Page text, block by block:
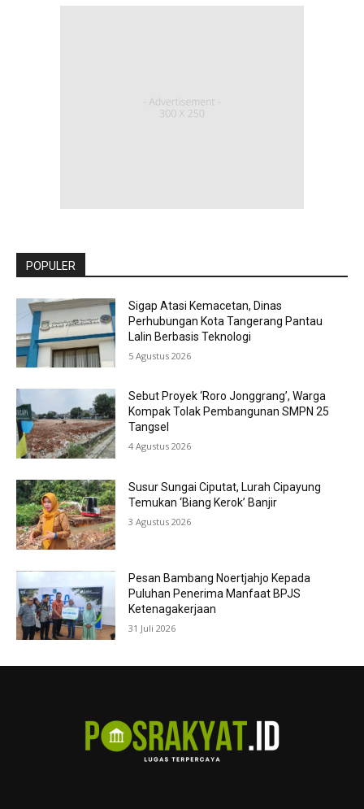
POPULER
Sigap Atasi Kemacetan, Dinas
Perhubungan Kota Tangerang Pantau
Lalin Berbasis Teknologi
5 Agustus 2026
Sebut Proyek ‘Roro Jonggrang’, Warga
Kompak Tolak Pembangunan SMPN 25
Tangsel
4 Agustus 2026
Susur Sungai Ciputat, Lurah Cipayung
Temukan ‘Biang Kerok’ Banjir
3 Agustus 2026
Pesan Bambang Noertjahjo Kepada
Puluhan Penerima Manfaat BPJS
Ketenagakerjaan
31 Juli 2026